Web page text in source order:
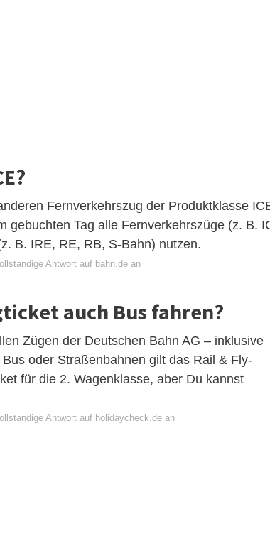
Fernverkehrszug der Produktklasse
gebuchten Tag alle Fernverkehrszüge (z. B.
B. IRE, RE, RB, S-Bahn) nutzen.
Antwort auf bahn.de an
auch Bus fahren?
Zügen der Deutschen Bahn AG – inklusive
oder Straßenbahnen gilt das Rail & Fly-
für die 2. Wagenklasse, aber Du kannst
Antwort auf holidaycheck.de an